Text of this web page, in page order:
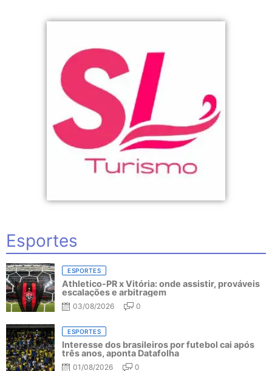
Esportes
ESPORTES
Athletico-PR x Vitória: onde assistir, prováveis
escalações e arbitragem
03/08/2026 0
ESPORTES
Interesse dos brasileiros por futebol cai após
três anos, aponta Datafolha
01/08/2026 0